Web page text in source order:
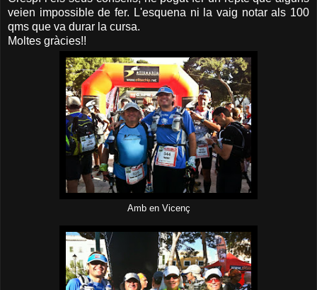
veien impossible de fer. L'esquena ni la vaig notar als 100
qms que va durar la cursa.
Moltes gràcies!!
Amb en Vicenç